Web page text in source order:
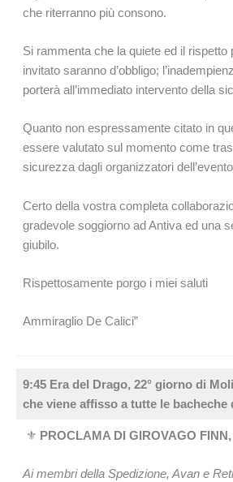
che riterranno più consono.
Si rammenta che la quiete ed il rispetto
invitato saranno d’obbligo;
porterà all’immediato intervento della
Quanto non espressamente citato in
essere valutato sul momento come
sicurezza dagli organizzatori
Certo della vostra completa
gradevole soggiorno ad Antiva ed una
giubilo.
Rispettosamente porgo i miei saluti
Ammiraglio De Calici”
9:45 Era del Drago, 22° giorno di
che viene affisso a tutte le bacheche
⚜ PROCLAMA DI GIROVAGO
Ai membri della Spedizione, Avan e